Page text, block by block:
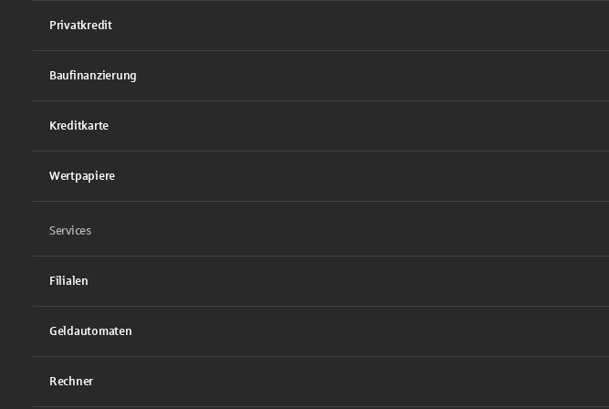
Privatkredit
Baufinanzierung
Kreditkarte
Wertpapiere
Services
Filialen
Geldautomaten
Rechner